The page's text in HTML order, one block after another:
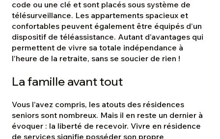
code ou une clé et sont placés sous système de
télésurveillance. Les appartements spacieux et
confortables peuvent également être équipés d’un
dispositif de téléassistance. Autant d’avantages qui
permettent de vivre sa totale indépendance à
l’heure de la retraite, sans se soucier de rien !
La famille avant tout
Vous l’avez compris, les atouts des résidences
seniors sont nombreux. Mais il en reste un dernier à
évoquer : la liberté de recevoir. Vivre en résidence
de services signifie posséder son propre